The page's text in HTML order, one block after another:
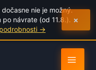
nie je možný.
návrate (od 11.8.).
podrobnosti →
×